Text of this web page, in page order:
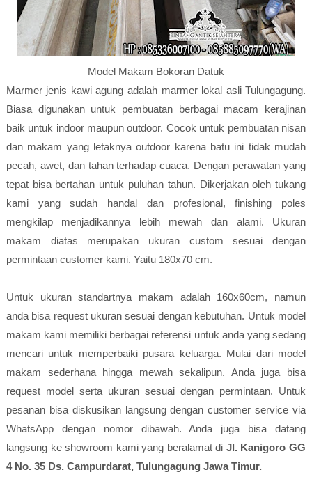
Model Makam Bokoran Datuk
Marmer jenis kawi agung adalah marmer lokal asli Tulungagung.
Biasa digunakan untuk pembuatan berbagai macam kerajinan
baik untuk indoor maupun outdoor. Cocok untuk pembuatan nisan
dan makam yang letaknya outdoor karena batu ini tidak mudah
pecah, awet, dan tahan terhadap cuaca. Dengan perawatan yang
tepat bisa bertahan untuk puluhan tahun. Dikerjakan oleh tukang
kami yang sudah handal dan profesional, finishing poles
mengkilap menjadikannya lebih mewah dan alami. Ukuran
makam diatas merupakan ukuran custom sesuai dengan
permintaan customer kami. Yaitu 180x70 cm.
Untuk ukuran standartnya makam adalah 160x60cm, namun
anda bisa request ukuran sesuai dengan kebutuhan. Untuk model
makam kami memiliki berbagai referensi untuk anda yang sedang
mencari untuk memperbaiki pusara keluarga. Mulai dari model
makam sederhana hingga mewah sekalipun. Anda juga bisa
request model serta ukuran sesuai dengan permintaan. Untuk
pesanan bisa diskusikan langsung dengan customer service via
WhatsApp dengan nomor dibawah. Anda juga bisa datang
langsung ke showroom kami yang beralamat di Jl. Kanigoro GG
4 No. 35 Ds. Campurdarat, Tulungagung Jawa Timur.